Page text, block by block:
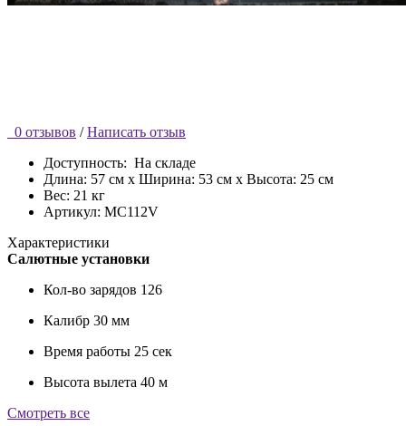
0 отзывов / Написать отзыв
Доступность: На складе
Длина: 57 см x Ширина: 53 см x Высота: 25 см
Вес: 21 кг
Артикул: MC112V
Характеристики
Салютные установки
Кол-во зарядов 126
Калибр 30 мм
Время работы 25 сек
Высота вылета 40 м
Смотреть все